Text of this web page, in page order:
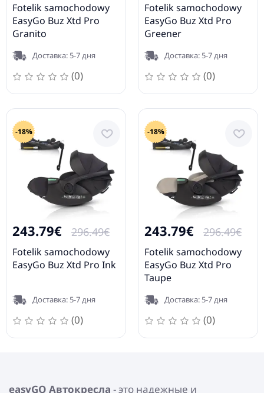
Fotelik samochodowy
EasyGo Buz Xtd Pro
Granito
Доставка: 5-7 дня
(0)
Fotelik samochodowy
EasyGo Buz Xtd Pro
Greener
Доставка: 5-7 дня
(0)
-18%
243.79€ 296.49€
Fotelik samochodowy
EasyGo Buz Xtd Pro Ink
Доставка: 5-7 дня
(0)
-18%
243.79€ 296.49€
Fotelik samochodowy
EasyGo Buz Xtd Pro
Taupe
Доставка: 5-7 дня
(0)
easyGO Автокресла - это надежные и